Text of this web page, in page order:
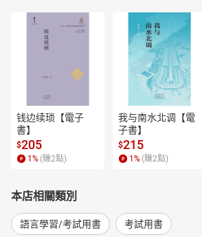
钱边续琐【電子
書】
$205
1 % (賺2點)
我与南水北调【電
子書】
$215
1 % (賺2點)
本店相關類別
語言學習/考試用書 考試用書